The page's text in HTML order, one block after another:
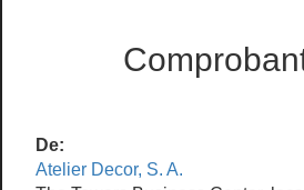
De:
Atelier Decor, S. A.